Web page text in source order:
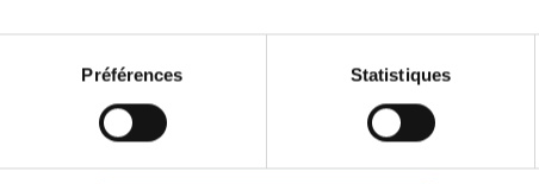
également :
sur votre localisation géographique qui peuvent être
de vos données personnelles et définir vos
Préférences Statistiques
La Ligue contre